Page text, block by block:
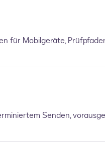
für Mobilgeräte,
Senden,